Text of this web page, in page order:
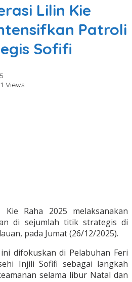
Lilin Kie
Patroli
Sofifi
Views
Raha 2025 melaksanakan
di sejumlah titik strategis di
pada Jumat (26/12/2025).
difokuskan di Pelabuhan Feri
Injili Sofifi sebagai langkah
selama libur Natal dan